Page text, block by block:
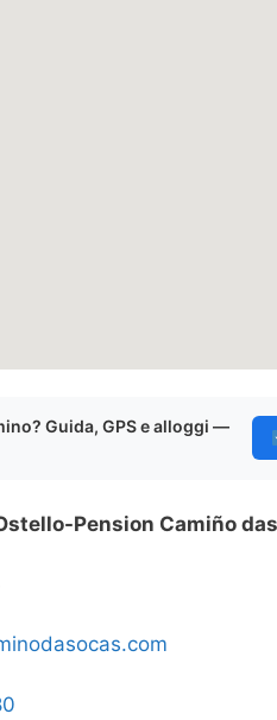
Guida, GPS e alloggi —
Pension Camiño